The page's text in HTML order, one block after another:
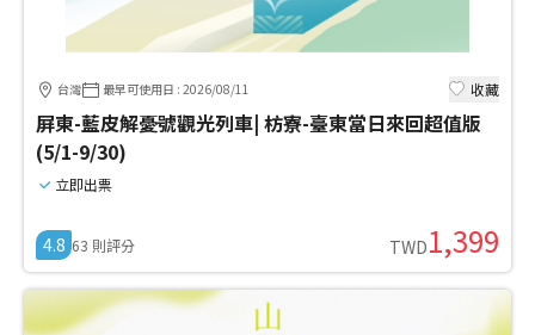
台灣 最早可使用日 : 2026/08/11 收藏
屏東-藍皮解憂號觀光列車| 枋寮-臺東當日來回超值版
(5/1-9/30)
立即出票
4.8 63 則評分 TWD1,399